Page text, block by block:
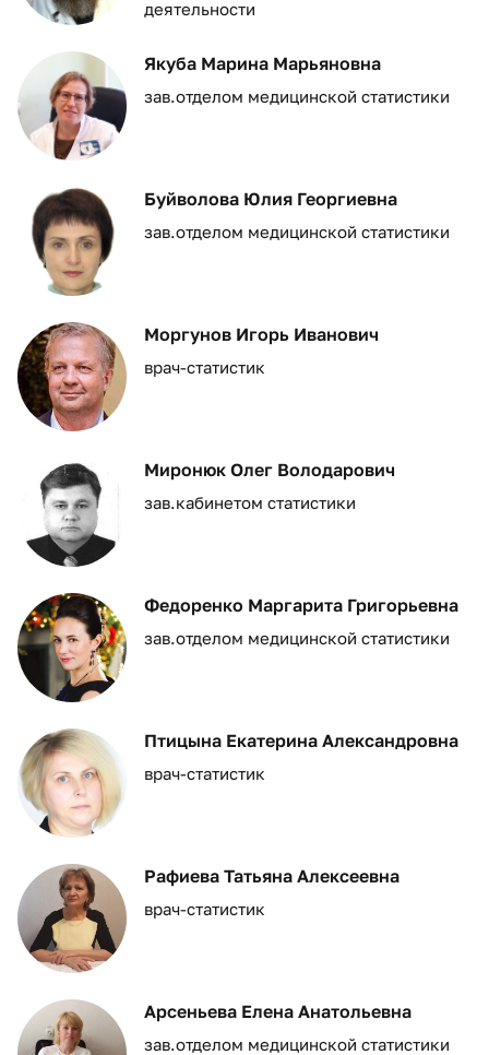
деятельности
Якуба Марина Марьяновна
зав.отделом медицинской статистики
Буйволова Юлия Георгиевна
зав.отделом медицинской статистики
Моргунов Игорь Иванович
врач-статистик
Миронюк Олег Володарович
зав.кабинетом статистики
Федоренко Маргарита Григорьевна
зав.отделом медицинской статистики
Птицына Екатерина Александровна
врач-статистик
Рафиева Татьяна Алексеевна
врач-статистик
Арсеньева Елена Анатольевна
зав.отделом медицинской статистики